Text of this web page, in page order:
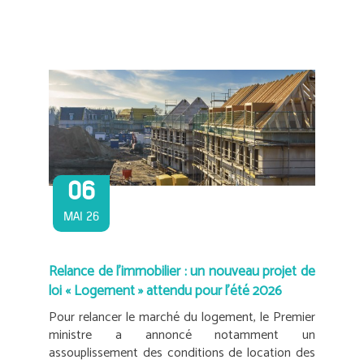
06
MAI 26
Relance de l’immobilier : un nouveau projet de
loi « Logement » attendu pour l’été 2026
Pour relancer le marché du logement, le Premier
ministre a annoncé notamment un
assouplissement des conditions de location des